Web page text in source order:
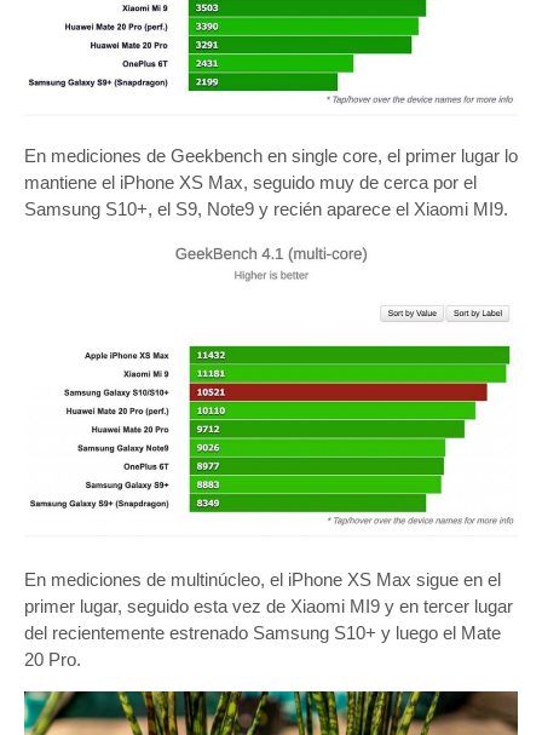
En mediciones de Geekbench en single core, el primer lugar lo
mantiene el iPhone XS Max, seguido muy de cerca por el
Samsung S10+, el S9, Note9 y recién aparece el Xiaomi MI9.
En mediciones de multinúcleo, el iPhone XS Max sigue en el
primer lugar, seguido esta vez de Xiaomi MI9 y en tercer lugar
del recientemente estrenado Samsung S10+ y luego el Mate
20 Pro.